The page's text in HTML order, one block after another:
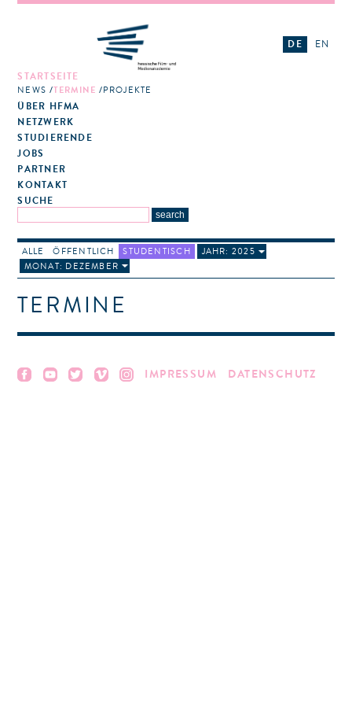
STARTSEITE
NEWS TERMINE PROJEKTE
ÜBER HFMA
NETZWERK
STUDIERENDE
JOBS
PARTNER
KONTAKT
SUCHE
DE EN
ALLE ÖFFENTLICH STUDENTISCH
JAHR: 2025
MONAT: DEZEMBER
TERMINE
IMPRESSUM DATENSCHUTZ